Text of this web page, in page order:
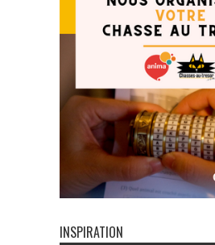
INSPIRATION